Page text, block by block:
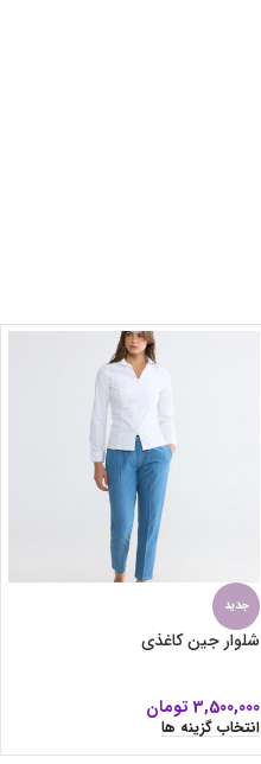
جدید
شلوار جین کاغذی
3,500,000 تومان
انتخاب گزینه ها